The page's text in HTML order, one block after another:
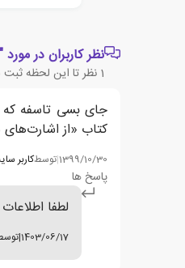
نظر کاربران در
1 نظر تا این لحظه
جای بسی تاسفه که
کتاب «از اشارت‌های دریا» برنده جایزه ۱۱۰ سکه‌ای جلال آل‌احمد
1399/10/30
|توسطکاربر
پاسخ ها
لطفا
1403/06/17
|